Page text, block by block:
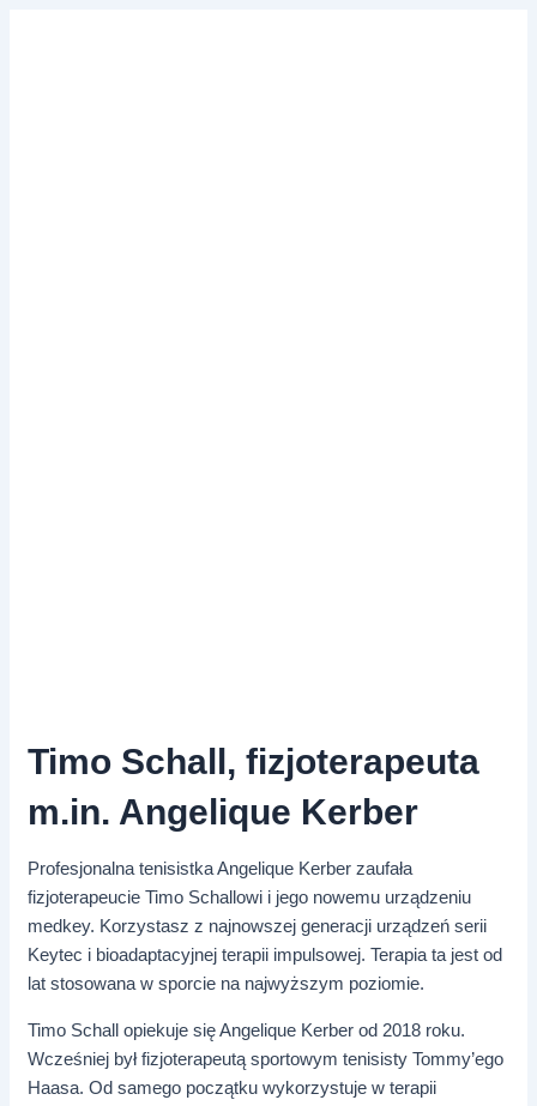
Timo Schall, fizjoterapeuta
m.in. Angelique Kerber
Profesjonalna tenisistka Angelique Kerber zaufała
fizjoterapeucie Timo Schallowi i jego nowemu urządzeniu
medkey. Korzystasz z najnowszej generacji urządzeń serii
Keytec i bioadaptacyjnej terapii impulsowej. Terapia ta jest od
lat stosowana w sporcie na najwyższym poziomie.
Timo Schall opiekuje się Angelique Kerber od 2018 roku.
Wcześniej był fizjoterapeutą sportowym tenisisty Tommy’ego
Haasa. Od samego początku wykorzystuje w terapii